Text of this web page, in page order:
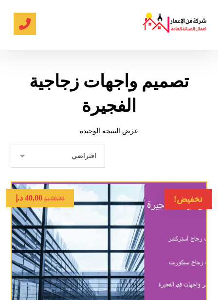
تصميم واجهات زجاجية
الفجيرة
عرض النتيجة الوحيدة
تخفيض! 80,00 د.إ 40,00 د.إ